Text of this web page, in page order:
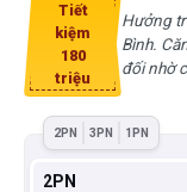
Tiết
kiệm
180
triệu
Hưởng
Bình.
đối nhờ
2PN 3PN 1PN
2PN